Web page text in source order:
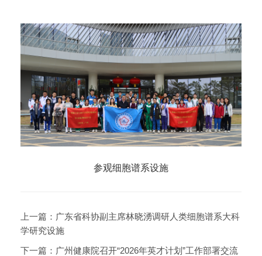
参观细胞谱系设施
上一篇： 广东省科协副主席林晓湧调研人类细胞谱系大科
学研究设施
下一篇： 广州健康院召开“2026年英才计划”工作部署交流